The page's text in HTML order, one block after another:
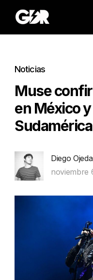
Noticias
Muse
en México
Diego Ojeda
noviembre